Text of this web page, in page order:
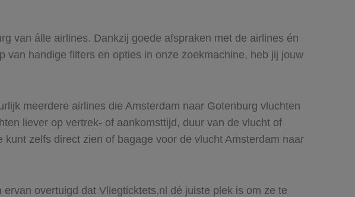
van álle airlines. Dankzij goede afspraken met de airlines én
handige filters en opties in onze zoekmachine, heb jij jouw
meerdere airlines die Amsterdam naar Gotenburg vluchten
liever op vertrek- of aankomsttijd, duur van de vlucht of
zelfs direct zien of bagage voor de vlucht Amsterdam naar
overtuigd dat Vliegticktets.nl dé juiste plek is om ze te